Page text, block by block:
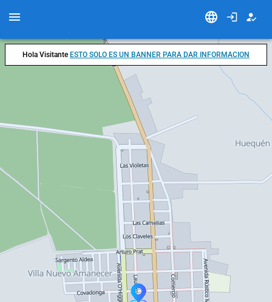
Hola Visitante ESTO SOLO ES UN BANNER PARA DAR INFORMACION